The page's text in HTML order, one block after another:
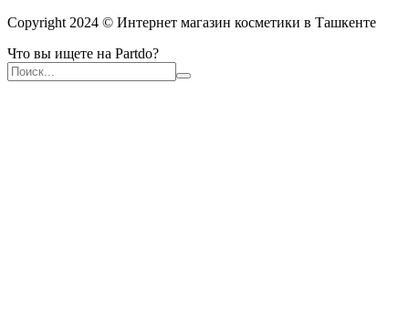
Copyright 2024 © Интернет магазин косметики в Ташкенте
Что вы ищете на Partdo?